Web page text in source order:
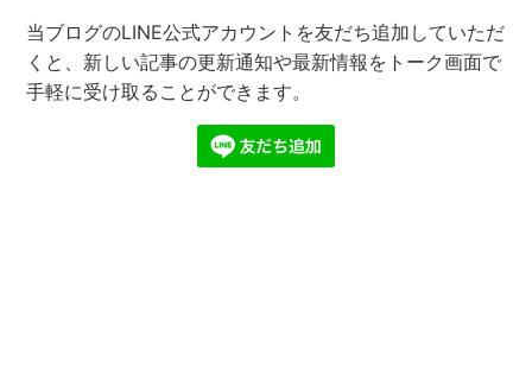
当ブログのLINE公式アカウントを友だち追加していただ
くと、新しい記事の更新通知や最新情報をトーク画面で
手軽に受け取ることができます。